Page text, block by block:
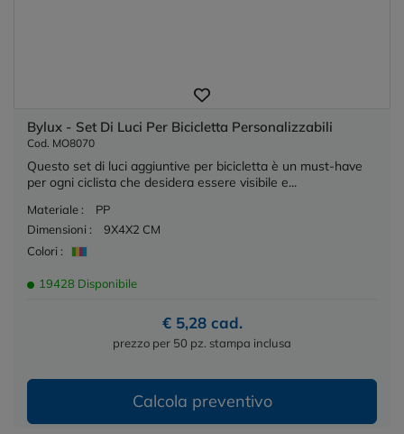
Bylux - Set Di Luci Per Bicicletta Personalizzabili
Cod. MO8070
Questo set di luci aggiuntive per bicicletta è un must-have
per ogni ciclista che desidera essere visibile e...
Materiale :
PP
Dimensioni :
9X4X2 CM
Colori :
19428 Disponibile
€ 5,28 cad.
prezzo per 50 pz. stampa inclusa
Calcola preventivo